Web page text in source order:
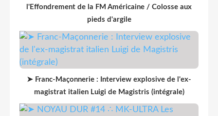
l'Effondrement de la FM Américaine / Colosse aux
pieds d'argile
➤ Franc-Maçonnerie : Interview explosive de l'ex-
magistrat italien Luigi de Magistris (intégrale)